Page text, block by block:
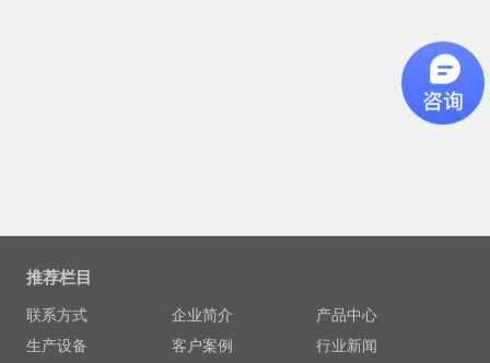
推荐栏目
联系方式 企业简介
产品中心
生产设备
客户案例
行业新闻